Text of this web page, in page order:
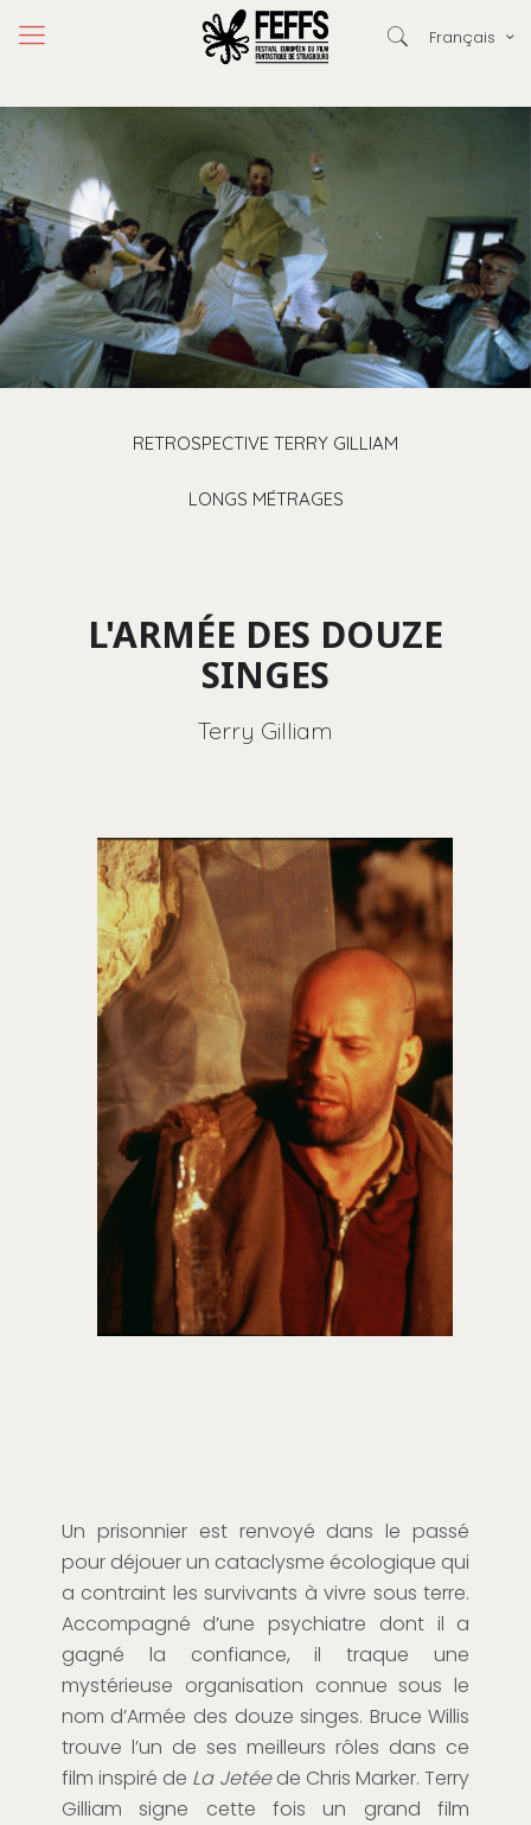
Français
RETROSPECTIVE TERRY GILLIAM
LONGS MÉTRAGES
L'ARMÉE DES DOUZE
SINGES
Terry Gilliam
Un prisonnier est renvoyé dans le passé
pour déjouer un cataclysme écologique qui
a contraint les survivants à vivre sous terre.
Accompagné d’une psychiatre dont il a
gagné la confiance, il traque une
mystérieuse organisation connue sous le
nom d’Armée des douze singes. Bruce Willis
trouve l’un de ses meilleurs rôles dans ce
film inspiré de La Jetéede Chris Marker. Terry
Gilliam signe cette fois un grand film